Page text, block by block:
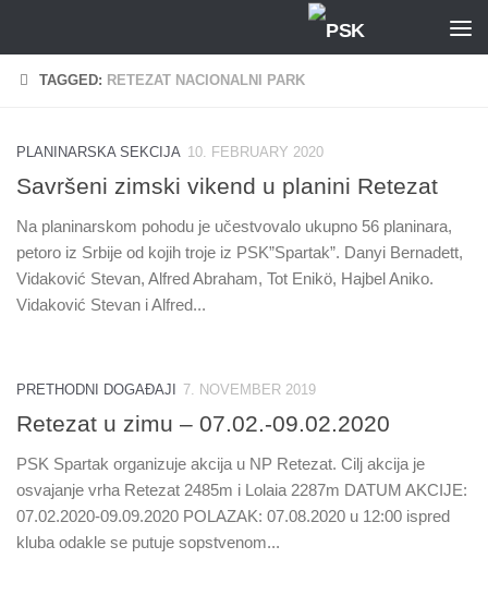
TAGGED: RETEZAT NACIONALNI PARK
PLANINARSKA SEKCIJA 10. FEBRUARY 2020
Savršeni zimski vikend u planini Retezat
Na planinarskom pohodu je učestvovalo ukupno 56 planinara,
petoro iz Srbije od kojih troje iz PSK”Spartak”. Danyi Bernadett,
Vidaković Stevan, Alfred Abraham, Tot Enikö, Hajbel Aniko.
Vidaković Stevan i Alfred...
PRETHODNI DOGAĐAJI 7. NOVEMBER 2019
Retezat u zimu – 07.02.-09.02.2020
PSK Spartak organizuje akcija u NP Retezat. Cilj akcija je
osvajanje vrha Retezat 2485m i Lolaia 2287m DATUM AKCIJE:
07.02.2020-09.09.2020 POLAZAK: 07.08.2020 u 12:00 ispred
kluba odakle se putuje sopstvenom...